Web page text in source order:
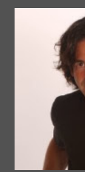
professionisti
pubblico.
ingresso con
Bg (zona
http://
alle 3,